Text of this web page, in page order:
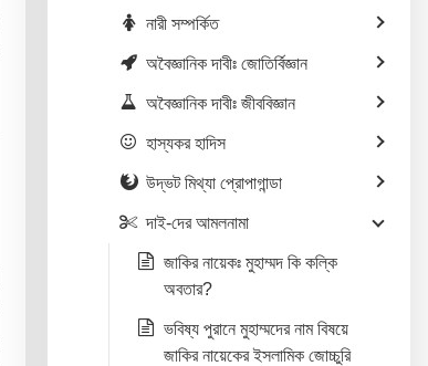
নারী সম্পর্কিত
অবৈজ্ঞানিক দাবীঃ জোতির্বিজ্ঞান
অবৈজ্ঞানিক দাবীঃ জীববিজ্ঞান
হাস্যকর হাদিস
উদ্ভট মিথ্যা প্রোপাগান্ডা
দাই-দের আমলনামা
জাকির নায়েকঃ মুহাম্মদ কি কল্কি
অবতার?
ভবিষ্য পুরানে মুহাম্মদের নাম বিষয়ে
জাকির নায়েকের ইসলামিক জোচ্চুরি